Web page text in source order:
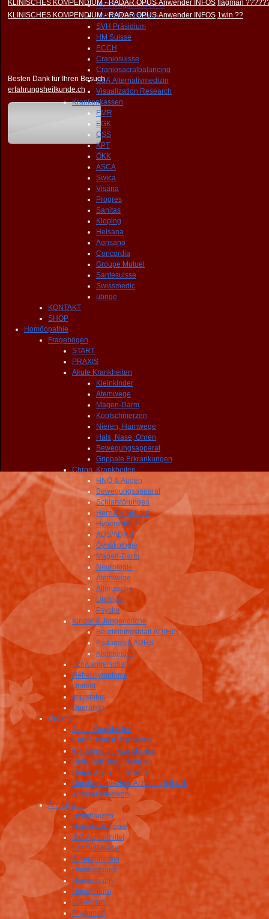
HVS Mitgliedschaft A
NVS SPAK Label A
SVH Präsidium
HM Suisse
ECCH
Craniosuisse
Craniosacralbalancing
OdA Alternativmedizin
Visualization Research
Krankenkassen
EMR
EGK
CSS
KPT
ÖKK
ASCA
Swica
Visana
Progres
Sanitas
Kloping
Helsana
Agrisano
Concordia
Groupe Mutuel
Santesuisse
Swissmedic
übrige
KONTAKT
SHOP
Homöopathie
Fragebögen
START
PRAXIS
Akute Krankheiten
Kleinkinder
Atemwege
Magen-Darm
Kopfschmerzen
Nieren, Harnwege
Hals, Nase, Ohren
Bewegungsapparat
Grippale Erkrankungen
Chron. Krankheiten
HNO & Augen
Bewegungsapparat
Schlafstörungen
Herz & Kreislauf
Hyperaktivität
ADS/ADHS
Gynäkologie
Magen-Darm
Neurologie
Atemwege
Allergische
Urologie
Psyche
Kinder & Jungendliche
Beurteilungsblatt AD(H)S
Pädagogik ADHS
Kleinkinder
Schwangerschaft
Nebensymptome
Umfeld
Impfstatus
Operation
Organon
Akute Krankheiten
Chronische Krankheiten
Epidemische Krankheiten
Heilkunde der Erfahrung
Reine Arzneimittellehre
Homöopathisches Arzneimittelbuch
Apothekerlexikon
Arzneimittel
Heilpflanzen
Homotoxikologie
ISO Arzneimittel
Schmidt-Nagel
Aurorapharma
Homöopharm
Homeopathy
Hogapharm
Ebi-Pharm
Phytomed
KLINISCHES KOMPENDIUM - RADAR OPUS Anwender INFOS flagman
KLINISCHES KOMPENDIUM - RADAR OPUS Anwender INFOS 1win ??
Besten Dank für Ihren Besuch
erfahrungsheilkunde.ch